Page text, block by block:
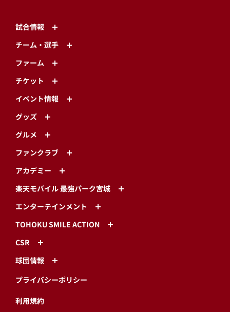
試合情報
チーム・選手
ファーム
チケット
イベント情報
グッズ
グルメ
ファンクラブ
アカデミー
楽天モバイル 最強パーク宮城
エンターテインメント
TOHOKU SMILE ACTION
CSR
球団情報
プライバシーポリシー
利用規約